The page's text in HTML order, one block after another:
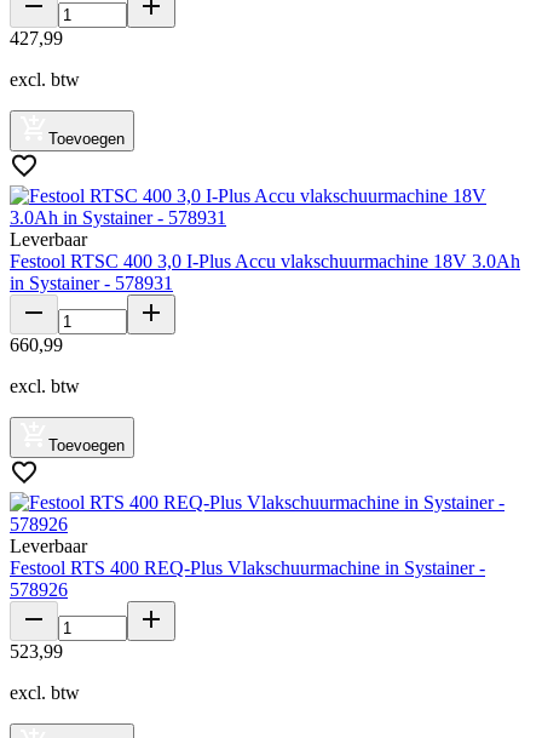
427,99
excl. btw
Toevoegen
Leverbaar
Festool RTSC 400 3,0 I-Plus Accu vlakschuurmachine 18V 3.0Ah
in Systainer - 578931
660,99
excl. btw
Toevoegen
Leverbaar
Festool RTS 400 REQ-Plus Vlakschuurmachine in Systainer -
578926
523,99
excl. btw